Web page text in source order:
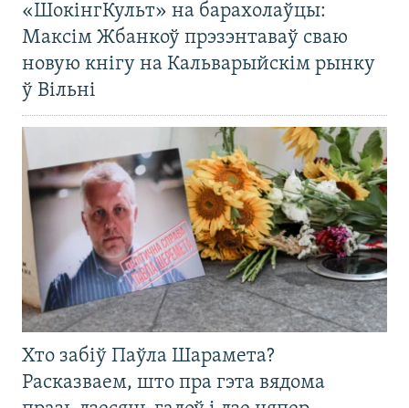
«ШокінгКульт» на барахолаўцы:
Максім Жбанкоў прэзэнтаваў сваю
новую кнігу на Кальварыйскім рынку
ў Вільні
Хто забіў Паўла Шарамета?
Расказваем, што пра гэта вядома